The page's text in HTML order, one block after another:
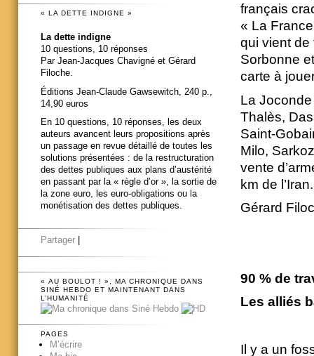
français
« La
qui vient de
Sorbonne
carte à
La Joconde
Thalès,
Saint-
Milo,
vente
km de l’Iran.
Gérard
90 % de
Les alliés
Il y a un
« LA DETTE INDIGNE »
La dette indigne
10 questions, 10 réponses
Par Jean-Jacques Chavigné et Gérard
Filoche.
Éditions Jean-Claude Gawsewitch, 240 p.,
14,90 euros
En 10 questions, 10 réponses, les deux
auteurs avancent leurs propositions après
un passage en revue détaillé de toutes les
solutions présentées : de la restructuration
des dettes publiques aux plans d’austérité
en passant par la « règle d’or », la sortie de
la zone euro, les euro-obligations ou la
monétisation des dettes publiques.
Partager
« AU BOULOT ! », MA CHRONIQUE DANS
SINÉ HEBDO ET MAINTENANT DANS
L’HUMANITÉ
PAGES
M’écrire